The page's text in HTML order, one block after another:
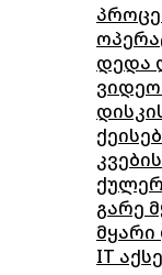
დედა
გარე
მყარი
IT